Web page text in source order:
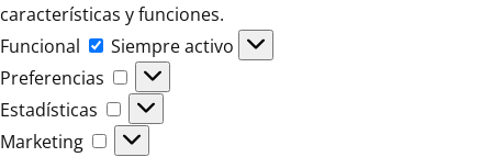
características y funciones.
Funcional
Funcional
Siempre activo
Preferencias
Preferencias
Estadísticas
Estadísticas
Marketing
Marketing